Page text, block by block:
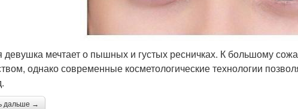
мечтает о пышных и густых ресничках. К большому
однако современные косметологические технологии
дальше →